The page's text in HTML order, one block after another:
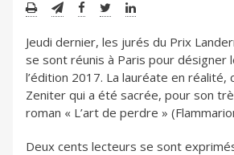
Jeudi dernier, les jurés du Prix
se sont réunis à Paris pour désigner
l’édition 2017. La lauréate en réalité,
Zeniter qui a été sacrée, pour son
roman « L’art de perdre »
Deux cents lecteurs se sont